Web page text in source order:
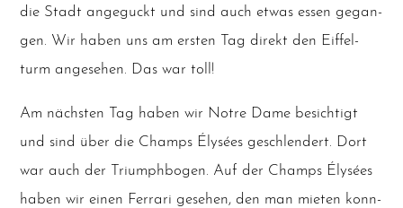
die Stadt ange­guckt und sind auch etwas essen gegan­
gen. Wir haben uns am ers­ten Tag direkt den Eif­fel­
turm ange­se­hen. Das war toll!
Am nächs­ten Tag haben wir Not­re Dame besich­tigt
und sind über die Champs Ély­sées geschlen­dert. Dort
war auch der Tri­umph­bo­gen. Auf der Champs Ély­sées
haben wir einen Fer­ra­ri gese­hen, den man mie­ten konn­